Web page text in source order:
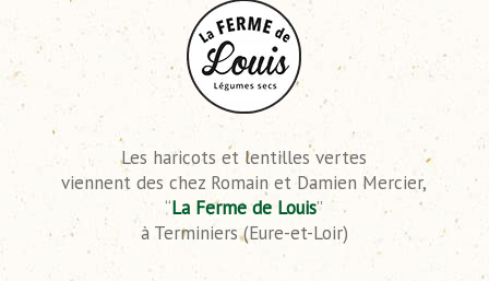
Les haricots et lentilles vertes
viennent des chez Romain et Damien Mercier,
“La Ferme de Louis”
à Terminiers (Eure-et-Loir)